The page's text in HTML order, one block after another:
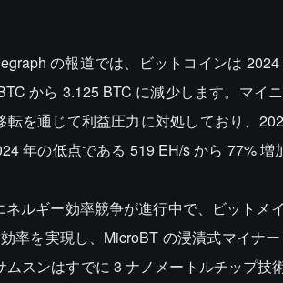
の報道では、ビットコインは
から 3.125 BTC に減少します。マイ
を通じて利益圧力に対処しており、
年の低点である 519 EH/s から 77% 増
ルギー効率競争が進行中で、ビットメ
率を実現し、MicroBT の浸漬式マイナ
スンはすでに 3 ナノメートルチップ技